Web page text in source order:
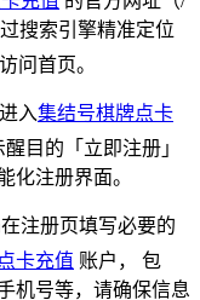
搜索引擎精准定位
问首页。
入集结号棋牌点卡
目的「立即注册」
化注册界面。
注册页填写必要的
卡充值 账户， 包
机号等，请确保信息